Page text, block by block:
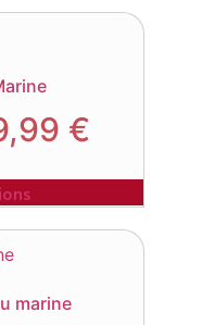
€
marine